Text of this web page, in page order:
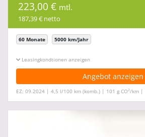
223,00 € mtl.
187,39 € netto
60 Monate 5000 km/Jahr
Leasingkonditionen ein-/ausblenden
Angebot anzeigen
EZ: 09.2024 | 4,5 l/100 km (komb.) | 101 g CO2/km |